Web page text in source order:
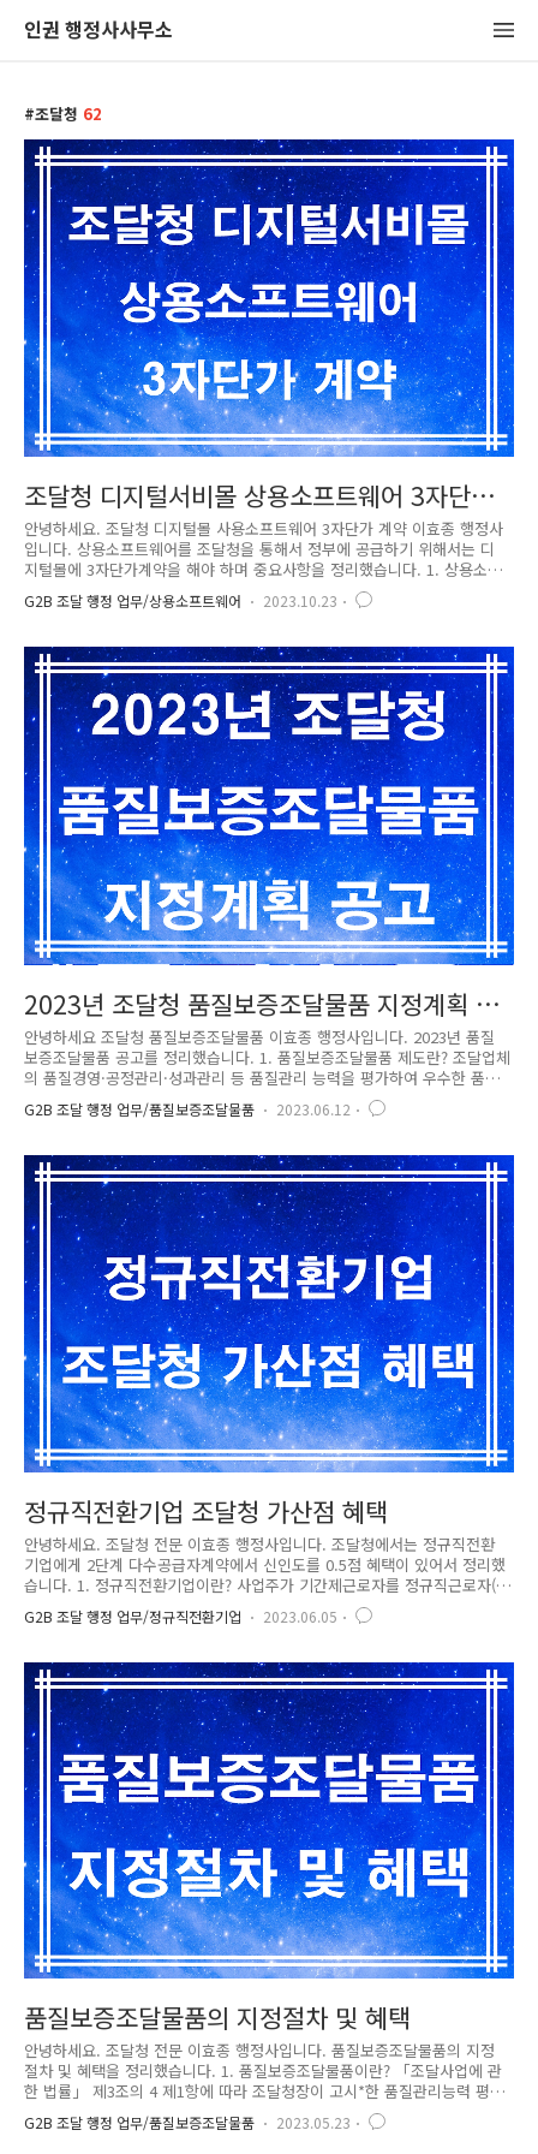
인권 행정사사무소
조달청 62
조달청 디지털서비몰 상용소프트웨어 3자단가
계약
안녕하세요. 조달청 디지털몰 사용소프트웨어 3자단가 계약 이효종 행정사
입니다. 상용소프트웨어를 조달청을 통해서 정부에 공급하기 위해서는 디
지털몰에 3자단가계약을 해야 하며 중요사항을 정리했습니다. 1. 상용소프
트웨어의 제3자단가계약 대상 제3자 단가계약이란 각 수요기관이 공통으
로 필요로 하는 물자를 제조 · 구매 및 가공하는 등의 계약을 할 때 미리
약을 말합니다. 상용소프트웨어(S/W)는 균일하지 않은 품목으로 다수공급
자계에 적용하기 곤란하여 제3자 단계계약 방법으로 조달청과 계약을 체결
하여 정부기관에 공급할 수 있습니다. 상용화된 소프트웨어로 특정한 목적
을 위하여 개발되어 하나의 상품으로 출시되고 판매를 목적으로 완성된 소
프트웨어 ..
G2B 조달 행정 업무/상용소프트웨어 2023.10.23
2023년 조달청 품질보증조달물품 지정계획 공
고
안녕하세요 조달청 품질보증조달물품 이효종 행정사입니다. 2023년 품질
보증조달물품 공고를 정리했습니다. 1. 품질보증조달물품 제도란? 조달업체
의 품질경영·공정관리·성과관리 등 품질관리 능력을 평가하여 우수한 품
질보증 체계 하에 생산된 제품을 ‘품질보증조달물품’으로 지정하고  그 유
효기간 동안 납품검사를 면제해 주는 제도입니다. 2. 지정대상품명 및 심사
정신청 제한품명(아래 ①, ② 참조) 외 모든 품명 ① 제품의 이동·설치·시
공 과정에서 제품의 성질·상태 등에 변형 가능성이 있어 품질관리 확보가
곤란한 경우 ② 조달물자로 공급하기 곤란한 음·식료품류, 동·식물류, 농·
수산물류, 무기·총포·화학류와 그 구성품, 유류 및 의약품(농약)..
G2B 조달 행정 업무/품질보증조달물품 2023.06.12
정규직전환기업 조달청 가산점 혜택
안녕하세요. 조달청 전문 이효종 행정사입니다. 조달청에서는 정규직전환
기업에게 2단계 다수공급자계약에서 신인도를 0.5점 혜택이 있어서 정리했
습니다. 1. 정규직전환기업이란? 사업주가 기간제근로자를 정규직근로자(사
업장 내에서 명칭, 소정근로시간에 관계없이 사용자와 직접 기간의 정함이
없는 근로계약을 체결한 근로자)로 전환할 경우, 전환 근로자의 인건비 일
업장에 6개월 이상 고용되고, 고용기간이 2년을 초과하지 않은 기간제근로
자를 정규직근로자로 전환한 경우 -정규직으로 전환되는 날을 기준으로 6
개월 이상 근속자여야 하며, 사업신청서는 4개월 후부터 미리 제출 가능 -
「기간제법」 제4조제2항에 따라 계속근로 2년 초과 시점부터 무기계약
으..
G2B 조달 행정 업무/정규직전환기업 2023.06.05
품질보증조달물품의 지정절차 및 혜택
안녕하세요. 조달청 전문 이효종 행정사입니다. 품질보증조달물품의 지정
절차 및 혜택을 정리했습니다. 1. 품질보증조달물품이란? 「조달사업에 관
한 법률」 제3조의 4 제1항에 따라 조달청장이 고시*한 품질관리능력 평가
기준에 적합한 자가 제조한 물품으로서, 「국가를 당사자로 하는 계약에
관한 법률 시행령」 56조의2 또는 「지방자치단체를 당사자로 하는 계약
G2B 조달 행정 업무/품질보증조달물품 2023.05.23